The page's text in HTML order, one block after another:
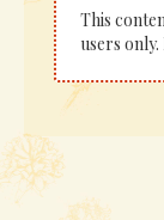
This
users only.